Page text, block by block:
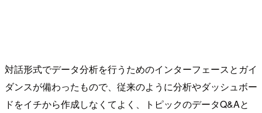
対話形式でデータ分析を行うためのインターフェースとガイ
ダンスが備わったもので、従来のように分析やダッシュボー
ドをイチから作成しなくてよく、トピックのデータQ&Aと